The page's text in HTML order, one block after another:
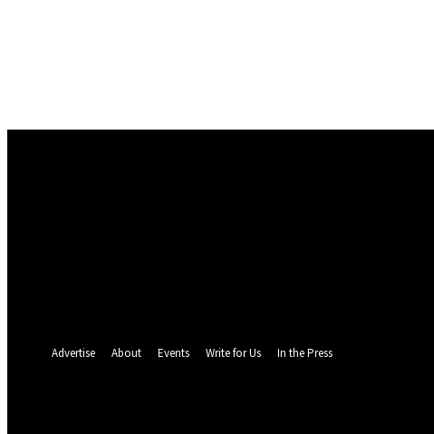
Advertise About Events Write for Us In the Press